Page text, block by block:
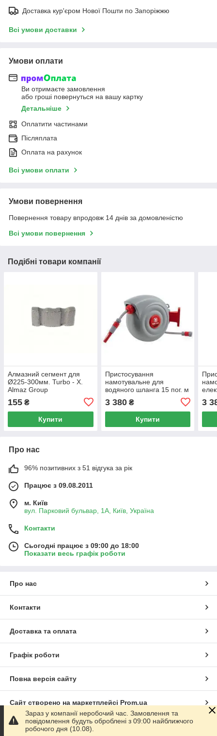
Доставка кур'єром Нової Пошти по Запоріжжю
Всі умови доставки
Умови оплати
Ви отримаєте замовлення
або гроші повернуться на вашу картку
Детальніше
Оплатити частинами
Післяплата
Оплата на рахунок
Всі умови оплати
Умови повернення
Повернення товару впродовж 14 днів за домовленістю
Всі умови повернення
Подібні товари компанії
Алмазний сегмент для
Ø225-300мм. Turbo - Х.
Almaz Group
155 ₴
Купити
Пристосування
намотувальне для
водяного шланга 15 пог. м
3 380₴
Купити
3
Про нас
96% позитивних з 51 відгука за рік
Працює з 09.08.2011
м. Київ
вул. Парковий бульвар, 1А, Київ, Україна
Контакти
Сьогодні працює з 09:00 до 18:00
Показати весь графік роботи
Про нас
Контакти
Доставка та оплата
Графік роботи
Повна версія сайту
Сайт створено на маркетплейсі Prom.ua
Політика конфіденційності
Зараз у компанії неробочий час. Замовлення та
повідомлення будуть оброблені з 09:00 найближчого
робочого дня (10.08).